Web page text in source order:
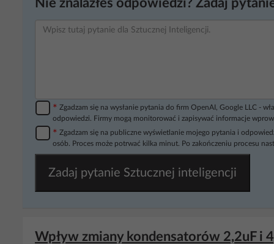
Nie znalazłeś odpowiedzi? Zadaj
* Zgadzam się na wysłanie pytania do firm OpenAI, Google LLC -
odpowiedzi. Firmy mogą monitorować i zapisywać informacje
* Zgadzam się na publiczne wyświetlanie mojego pytania i
osób. Proces może potrwać kilka minut. Po zakończeniu procesu
Zadaj pytanie Sztucznej inteligencji
Wpływ zmiany kondensatorów 2,2uF i